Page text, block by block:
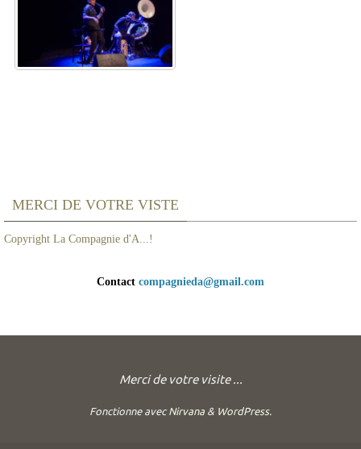
MERCI DE VOTRE VISTE
Copyright La Compagnie d'A...!
Contact compagnieda@gmail.com
Merci de votre visite ...
Fonctionne avecNirvana & WordPress.